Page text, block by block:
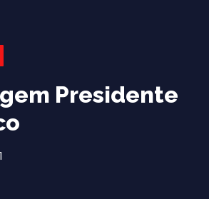
Presidente